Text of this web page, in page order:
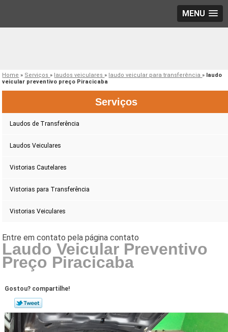
MENU
Home » Serviços» laudos veiculares» laudo veicular para transferência» laudo
veicular preventivo preço Piracicaba
Serviços
Laudos de Transferência
Laudos Veiculares
Vistorias Cautelares
Vistorias para Transferência
Vistorias Veiculares
Laudo Veicular Preventivo
Preço Piracicaba
Gostou? compartilhe!